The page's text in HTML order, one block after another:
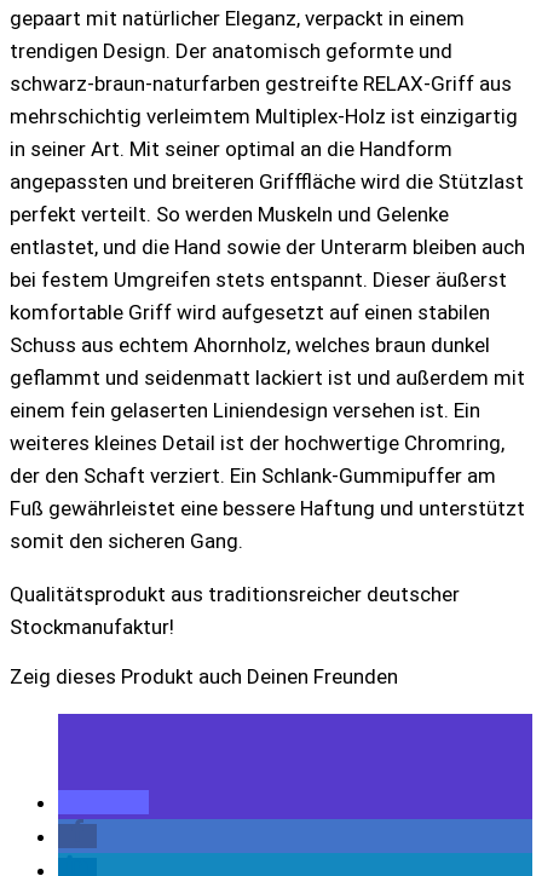
gepaart mit natürlicher Eleganz, verpackt in einem
trendigen Design. Der anatomisch geformte und
schwarz-braun-naturfarben gestreifte RELAX-Griff aus
mehrschichtig verleimtem Multiplex-Holz ist einzigartig
in seiner Art. Mit seiner optimal an die Handform
angepassten und breiteren Grifffläche wird die Stützlast
perfekt verteilt. So werden Muskeln und Gelenke
entlastet, und die Hand sowie der Unterarm bleiben auch
bei festem Umgreifen stets entspannt. Dieser äußerst
komfortable Griff wird aufgesetzt auf einen stabilen
Schuss aus echtem Ahornholz, welches braun dunkel
geflammt und seidenmatt lackiert ist und außerdem mit
einem fein gelaserten Liniendesign versehen ist. Ein
weiteres kleines Detail ist der hochwertige Chromring,
der den Schaft verziert. Ein Schlank-Gummipuffer am
Fuß gewährleistet eine bessere Haftung und unterstützt
somit den sicheren Gang.
Qualitätsprodukt aus traditionsreicher deutscher
Stockmanufaktur!
Zeig dieses Produkt auch Deinen Freunden